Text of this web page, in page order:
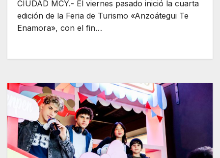
CIUDAD MCY.- El viernes pasado inició la cuarta
edición de la Feria de Turismo «Anzoátegui Te
Enamora», con el fin…